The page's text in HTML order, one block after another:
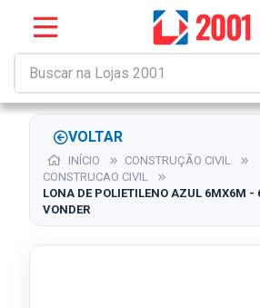
VOLTAR
INÍCIO
CONSTRUÇÃO CIVIL
CONSTRUCAO CIVIL
LONA DE POLIETILENO AZUL 6MX6M -
VONDER